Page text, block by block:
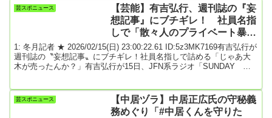
報告書に対して、中居正広氏の代理人弁護士が反論したという報道
に言及し、自身の見解を示した。「どっちかが嘘ついてるんです
芸スポニュース
【芸能】有吉弘行、週刊誌の『妄
想記事』にブチギレ！ 社員名指
しで「散々人のプライベート暴い
たり、パパラッチ活動しておい
て…」
1: 冬月記者 ★ 2026/02/15(日) 23:00:22.61 ID:5z3MK7169有吉弘行が
週刊誌の〝妄想記事〟にブチギレ！社員名指しで詰める「じゃあ大
木が売ったんか？」有吉弘行が15日、JFN系ラジオ「SUNDAY
刊女性』（『女性自身』の間違い）ね、光文社の週刊女性に子育て
でね、子供が寝なくて悩んで悩んで、『ビビる大木とかに相談しま
芸スポニュース
【中居ヅラ】中居正広氏の守秘義
務めぐり「#中居くんを守りた